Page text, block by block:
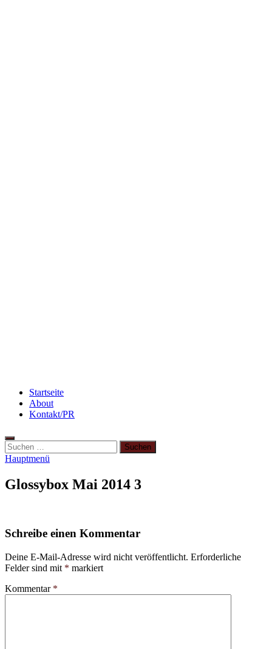
Startseite
About
Kontakt/PR
Suchen
nach:
Hauptmenü
Glossybox Mai 2014 3
Schreibe einen Kommentar
Deine E-Mail-Adresse wird nicht veröffentlicht. Erforderliche
Felder sind mit * markiert
Kommentar *